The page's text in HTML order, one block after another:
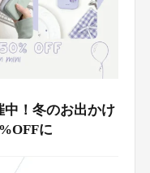
中！冬のお出かけ
に